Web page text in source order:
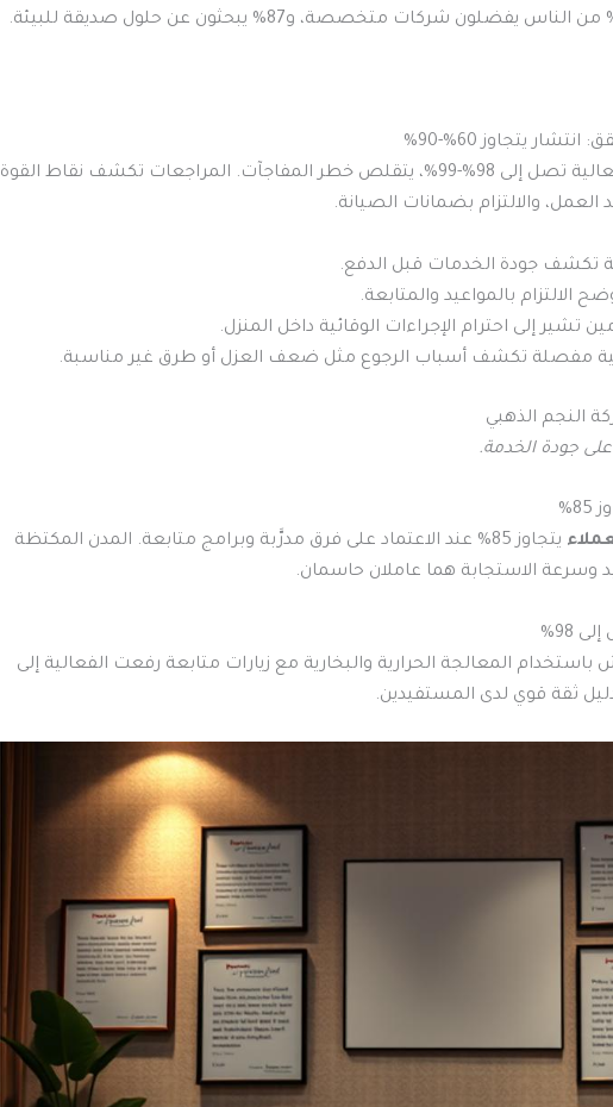
يتجاوز 60%-90%
عندما ترى تقييمات متوافقة مع بيانات فعالية تصل إلى 98%-99%، يتقلص خطر المفاجآت. المراجعات تكشف نقاط القوة
والالتزام بضمانات الصيانة.
تكشف جودة الخدمات قبل الدفع.
الالتزام بالمواعيد والمتابعة.
تشير إلى احترام الإجراءات الوقائية داخل المنزل.
مفصلة تكشف أسباب الرجوع مثل ضعف العزل أو طرق غير مناسبة.
النجم الذهبي
جودة الخدمة.
يتجاوز 85% عند الاعتماد على فرق مدرَّبة وبرامج متابعة. المدن المكتظة
وسرعة الاستجابة هما عاملان حاسمان.
المعالجة الحرارية والبخارية مع زيارات متابعة رفعت الفعالية إلى